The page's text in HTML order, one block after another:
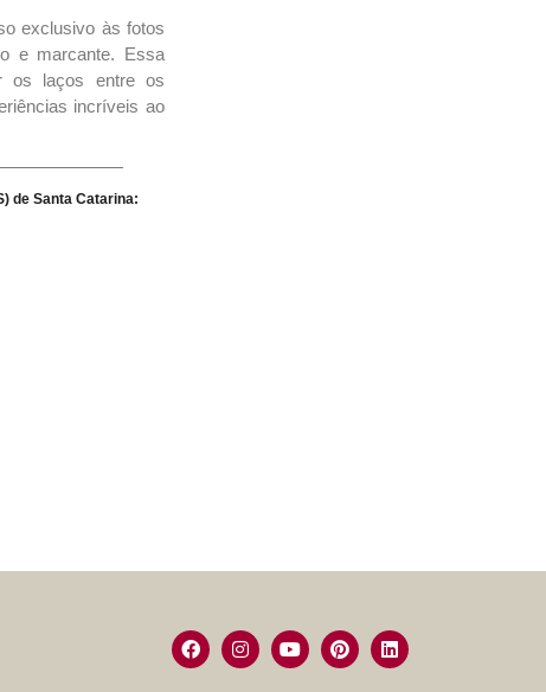
exclusivo às fotos
e marcante. Essa
os laços entre os
incríveis ao
de Santa Catarina: